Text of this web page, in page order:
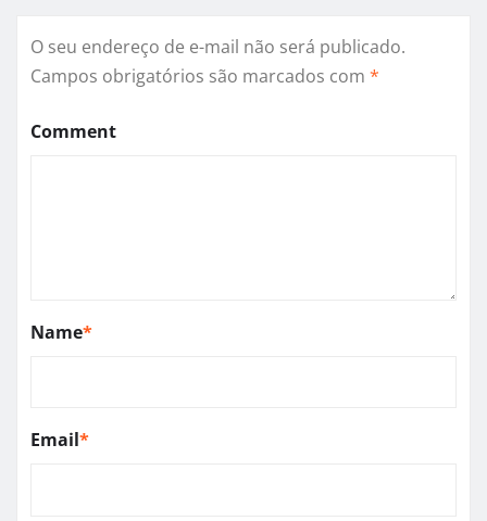
O seu endereço de e-mail não será publicado.
Campos obrigatórios são marcados com *
Comment
Name*
Email*